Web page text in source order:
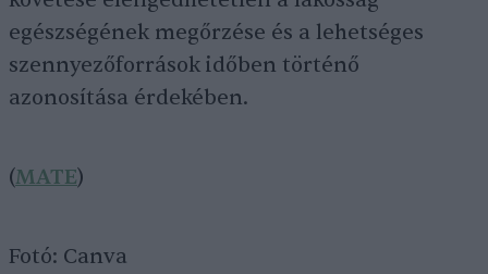
egészségének megőrzése és a lehetséges
szennyezőforrások időben történő
azonosítása érdekében.
(MATE)
Fotó: Canva